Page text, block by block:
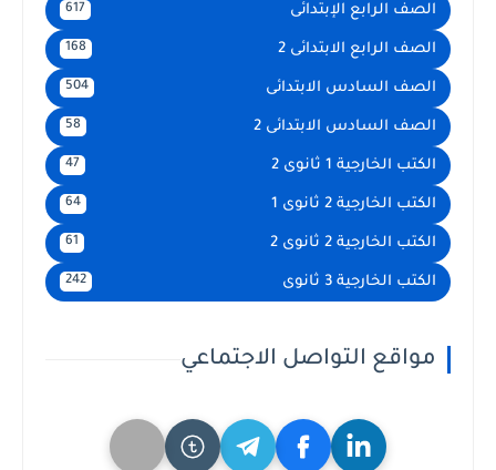
الصف الرابع الإبتدائى
الصف الرابع الابتدائى 2
الصف السادس الابتدائى
الصف السادس الابتدائى 2
الكتب الخارجية 1 ثانوى 2
الكتب الخارجية 2 ثانوى 1
الكتب الخارجية 2 ثانوى 2
الكتب الخارجية 3 ثانوى
مواقع التواصل الاجتماعي